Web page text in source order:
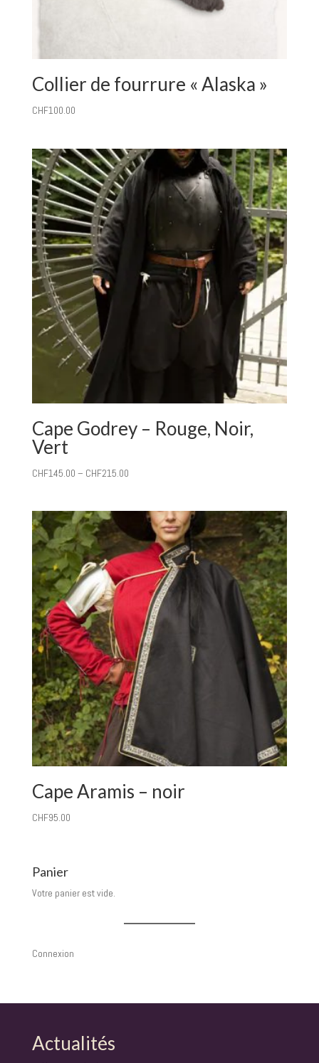
Collier de fourrure « Alaska »
CHF100.00
Cape Godrey – Rouge, Noir,
Vert
CHF145.00 – CHF215.00
Cape Aramis – noir
CHF95.00
Panier
Votre panier est vide.
Connexion
Actualités